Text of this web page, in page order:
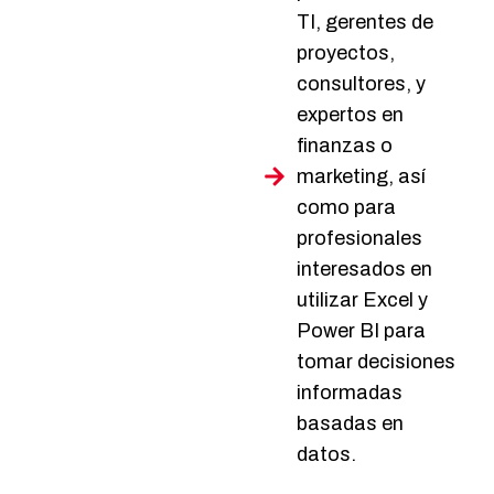
TI, gerentes de
proyectos,
consultores, y
expertos en
finanzas o
marketing, así
como para
profesionales
interesados en
utilizar Excel y
Power BI para
tomar decisiones
informadas
basadas en
datos.